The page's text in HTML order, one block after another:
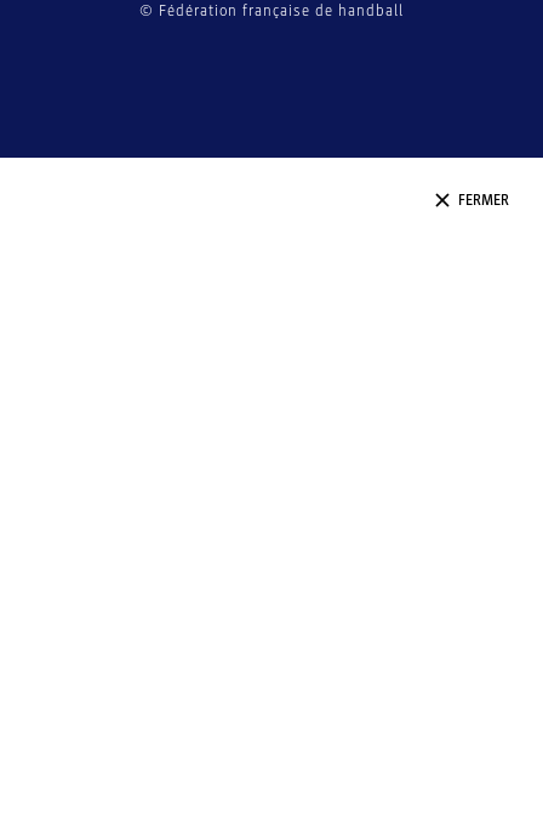
FERMER
© Fédération française de handball